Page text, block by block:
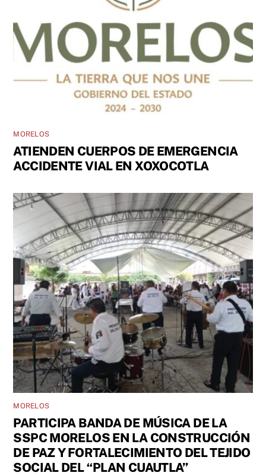
MORELOS
ATIENDEN CUERPOS DE EMERGENCIA
ACCIDENTE VIAL EN XOXOCOTLA
MORELOS
PARTICIPA BANDA DE MÚSICA DE LA
SSPC MORELOS EN LA CONSTRUCCIÓN
DE PAZ Y FORTALECIMIENTO DEL TEJIDO
SOCIAL DEL “PLAN CUAUTLA”